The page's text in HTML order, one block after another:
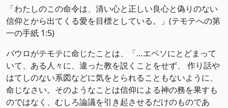
「わたしのこの命令は、清い心と正しい良心と偽りのない
信仰とから出てくる愛を目標としている。」(‭‭テモテへの第
一の手紙‬ ‭1‬:‭5‬)
パウロがテモテに命じたことは、「…エペソにとどまって
いて、ある人々に、違った教を説くことをせず、 作り話や
はてしのない系図などに気をとられることもないように、
命じなさい。そのようなことは信仰による神の務を果すも
のではなく、むしろ論議を引き起させるだけのものであ